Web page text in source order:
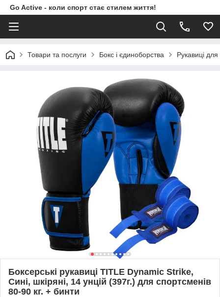
Go Active - коли спорт стає стилем життя!
Товари та послуги Бокс і єдиноборства Рукавиці для
Боксерські рукавиці TITLE Dynamic Strike,
Сині, шкіряні, 14 унцій (397г.) для спортсменів
80-90 кг. + бинти